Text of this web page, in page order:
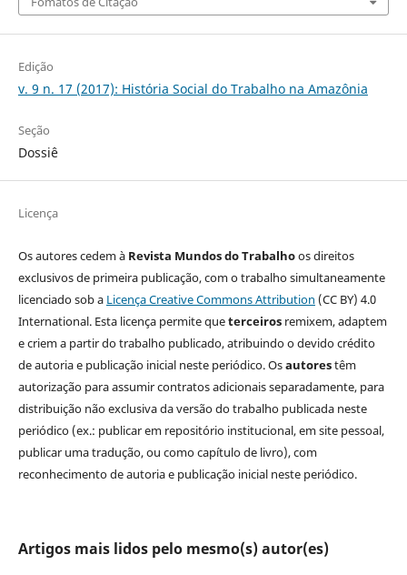
Edição
v. 9 n. 17 (2017): História Social do Trabalho na Amazônia
Seção
Dossiê
Licença
Os autores cedem à Revista Mundos do Trabalhoos direitos
exclusivos de primeira publicação, com o trabalho simultaneamente
licenciado sob a Licença Creative Commons Attribution (CC BY) 4.0
International. Esta licença permite queterceirosremixem, adaptem
e criem a partir do trabalho publicado, atribuindo o devido crédito
de autoria e publicação inicial neste periódico. Osautorestêm
autorização para assumir contratos adicionais separadamente, para
distribuição não exclusiva da versão do trabalho publicada neste
periódico (ex.: publicar em repositório institucional, em site pessoal,
publicar uma tradução, ou como capítulo de livro), com
reconhecimento de autoria e publicação inicial neste periódico.
Artigos mais lidos pelo mesmo(s) autor(es)